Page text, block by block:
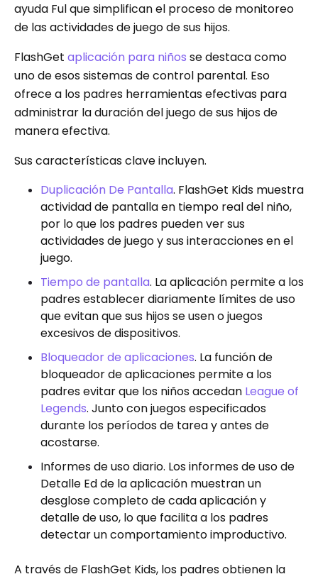
ayuda Ful que simplifican el proceso de monitoreo
de las actividades de juego de sus hijos.
FlashGet aplicación para niños se destaca como
uno de esos sistemas de control parental. Eso
ofrece a los padres herramientas efectivas para
administrar la duración del juego de sus hijos de
manera efectiva.
Sus características clave incluyen.
Duplicación De Pantalla. FlashGet Kids muestra
actividad de pantalla en tiempo real del niño,
por lo que los padres pueden ver sus
actividades de juego y sus interacciones en el
juego.
Tiempo de pantalla. La aplicación permite a los
padres establecer diariamente límites de uso
que evitan que sus hijos se usen o juegos
excesivos de dispositivos.
Bloqueador de aplicaciones. La función de
bloqueador de aplicaciones permite a los
padres evitar que los niños accedan League of
Legends. Junto con juegos especificados
durante los períodos de tarea y antes de
acostarse.
Informes de uso diario. Los informes de uso de
Detalle Ed de la aplicación muestran un
desglose completo de cada aplicación y
detalle de uso, lo que facilita a los padres
detectar un comportamiento improductivo.
A través de FlashGet Kids, los padres obtienen la